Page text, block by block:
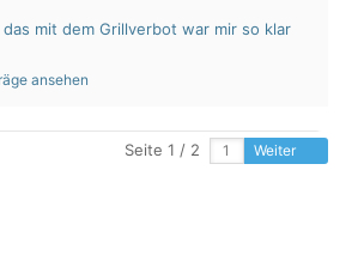
das mit dem Grillverbot war mir so klar
ansehen
Seite 1 / 2 Weiter